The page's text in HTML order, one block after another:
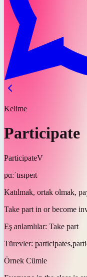
Kelime
Participate
ParticipateV
pɑːˈtɪsɪpeɪt
Katılmak, ortak olmak,
Take part in or become
Eş anlamlılar: Take part
Türevler:
Örnek Cümle